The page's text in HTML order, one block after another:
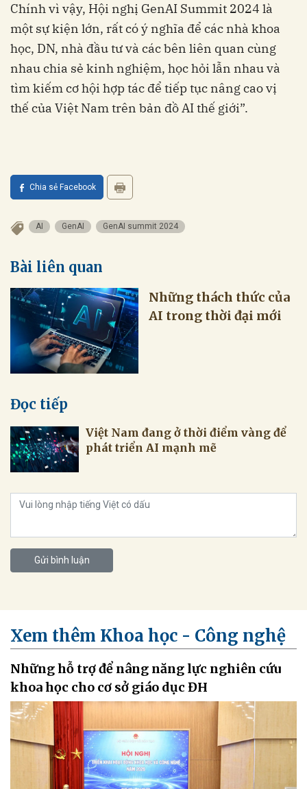
Chính vì vậy, Hội nghị GenAI Summit 2024 là
một sự kiện lớn, rất có ý nghĩa để các nhà khoa
học, DN, nhà đầu tư và các bên liên quan cùng
nhau chia sẻ kinh nghiệm, học hỏi lẫn nhau và
tìm kiếm cơ hội hợp tác để tiếp tục nâng cao vị
thế của Việt Nam trên bản đồ AI thế giới”.
Chia sẻ Facebook
AI GenAI GenAI summit 2024
Bài liên quan
Những thách thức của
AI trong thời đại mới
Đọc tiếp
Việt Nam đang ở thời điểm vàng để
phát triển AI mạnh mẽ
Gửi bình luận
Xem thêm Khoa học - Công nghệ
Những hỗ trợ để nâng năng lực nghiên cứu
khoa học cho cơ sở giáo dục ĐH